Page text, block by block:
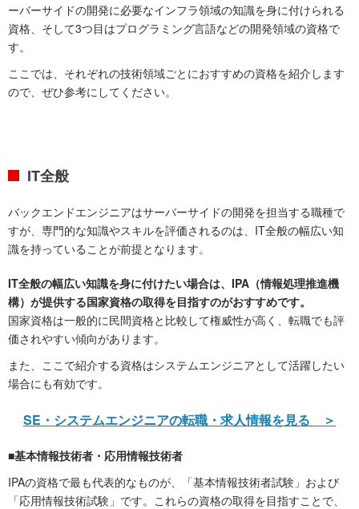
ーバーサイドの開発に必要なインフラ領域の知識を身に付けられる
資格、そして3つ目はプログラミング言語などの開発領域の資格で
す。
ここでは、それぞれの技術領域ごとにおすすめの資格を紹介します
ので、ぜひ参考にしてください。
IT全般
バックエンドエンジニアはサーバーサイドの開発を担当する職種で
すが、専門的な知識やスキルを評価されるのは、IT全般の幅広い知
識を持っていることが前提となります。
IT全般の幅広い知識を身に付けたい場合は、IPA（情報処理推進機
構）が提供する国家資格の取得を目指すのがおすすめです。
国家資格は一般的に民間資格と比較して権威性が高く、転職でも評
価されやすい傾向があります。
また、ここで紹介する資格はシステムエンジニアとして活躍したい
場合にも有効です。
SE・システムエンジニアの転職・求人情報を見る ＞
■基本情報技術者・応用情報技術者
IPAの資格で最も代表的なものが、「基本情報技術者試験」および
「応用情報技術試験」です。これらの資格の取得を目指すことで、